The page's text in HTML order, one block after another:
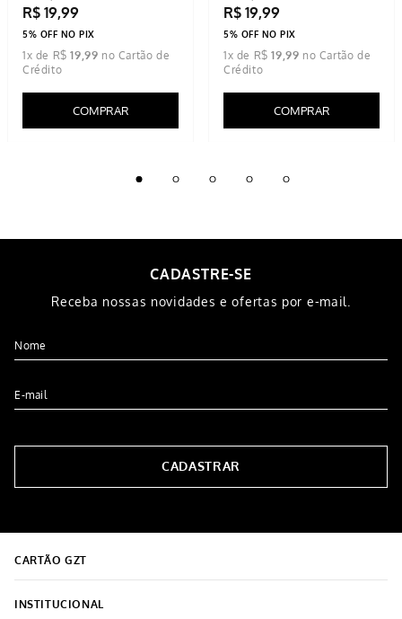
R$ 19,99
5% OFF NO PIX
1x de R$ 19 ,99
COMPRAR
R$ 19,99
5% OFF NO PIX
1x de R$ 19 ,99
COMPRAR
CADASTRE-SE
Receba nossas novidades e ofertas por e-mail.
CADASTRAR
CARTÃO GZT
INSTITUCIONAL